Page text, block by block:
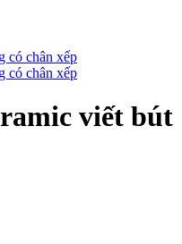
viết bút